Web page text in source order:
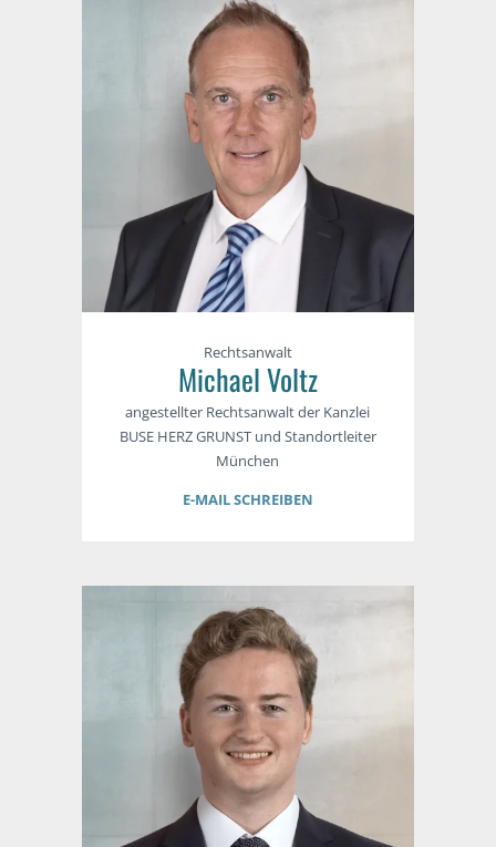
Rechtsanwalt
Michael Voltz
angestellter Rechtsanwalt der Kanzlei
BUSE HERZ GRUNST und Standortleiter
München
E-MAIL SCHREIBEN